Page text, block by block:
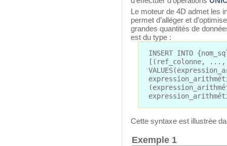
Le moteur de 4D admet les
permet d’alléger et
grandes quantités de
est du type :
INSERT INTO
[(ref_colonne, ...,
Cette syntaxe est illustrée
Exemple 1